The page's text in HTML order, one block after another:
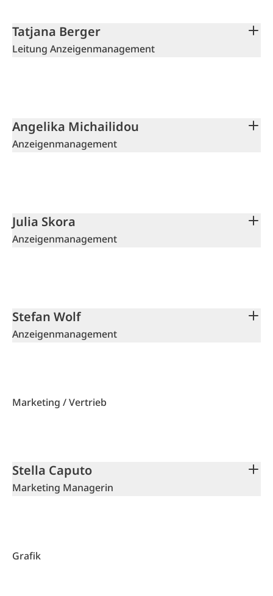
Tatjana Berger
Leitung Anzeigenmanagement
Angelika Michailidou
Anzeigenmanagement
Julia Skora
Anzeigenmanagement
Stefan Wolf
Anzeigenmanagement
Marketing / Vertrieb
Stella Caputo
Marketing Managerin
Grafik